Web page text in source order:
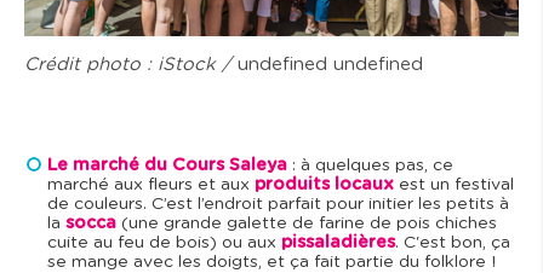
Crédit photo : iStock / undefined undefined
Le marché du Cours Saleya : à quelques pas, ce
marché aux fleurs et aux produits locaux est un festival
de couleurs. C’est l’endroit parfait pour initier les petits à
la socca (une grande galette de farine de pois chiches
cuite au feu de bois) ou aux pissaladières. C'est bon, ça
se mange avec les doigts, et ça fait partie du folklore !